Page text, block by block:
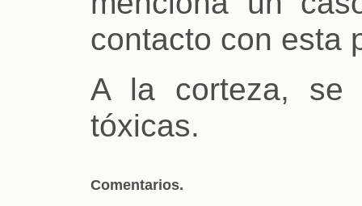
contacto con esta
A la corteza, se
tóxicas.
Comentarios.